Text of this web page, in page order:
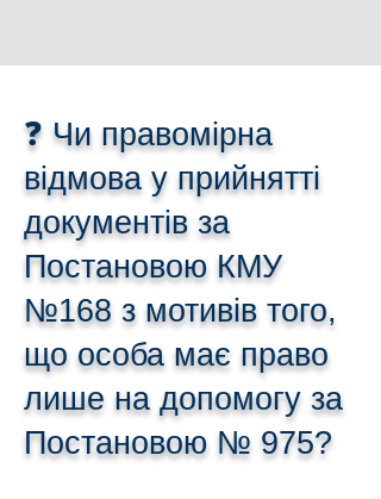
❓ Чи правомірна
відмова у прийнятті
документів за
Постановою КМУ
№168 з мотивів того,
що особа має право
лише на допомогу за
Постановою № 975?